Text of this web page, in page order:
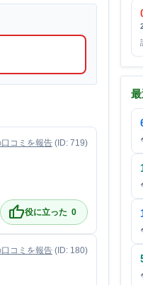
口コミを報告 (ID: 719)
thumb_up役に立った 0
口コミを報告 (ID: 180)